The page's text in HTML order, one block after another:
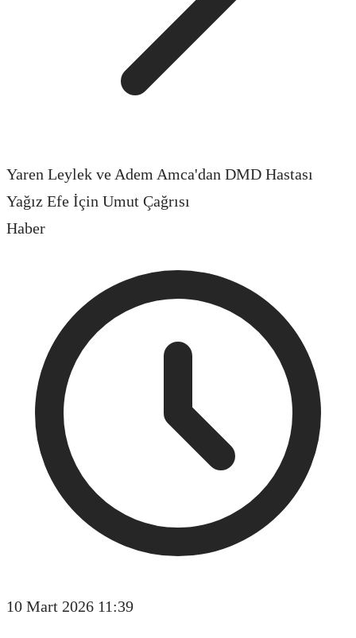
Yaren Leylek ve Adem Amca'dan DMD Hastası
Yağız Efe İçin Umut Çağrısı
Haber
10 Mart 2026 11:39